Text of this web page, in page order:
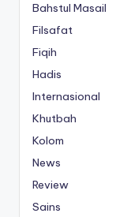
Bahstul Masail
Filsafat
Fiqih
Hadis
Internasional
Khutbah
Kolom
News
Review
Sains